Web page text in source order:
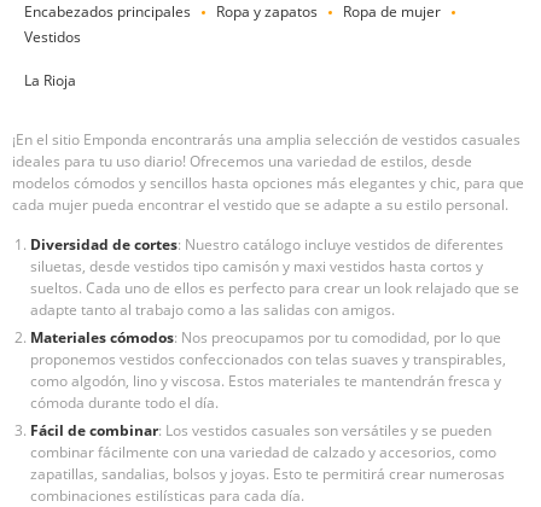
Encabezados principales Ropa y zapatos
Ropa de mujer
Vestidos
La Rioja
¡En el sitio Emponda encontrarás una amplia selección de vestidos casuales
ideales para tu uso diario! Ofrecemos una variedad de estilos, desde
modelos cómodos y sencillos hasta opciones más elegantes y chic, para que
cada mujer pueda encontrar el vestido que se adapte a su estilo personal.
Diversidad de cortes: Nuestro catálogo incluye vestidos de diferentes
siluetas, desde vestidos tipo camisón y maxi vestidos hasta cortos y
sueltos. Cada uno de ellos es perfecto para crear un look relajado que se
adapte tanto al trabajo como a las salidas con amigos.
Materiales cómodos: Nos preocupamos por tu comodidad, por lo que
proponemos vestidos confeccionados con telas suaves y transpirables,
como algodón, lino y viscosa. Estos materiales te mantendrán fresca y
cómoda durante todo el día.
Fácil de combinar: Los vestidos casuales son versátiles y se pueden
combinar fácilmente con una variedad de calzado y accesorios, como
zapatillas, sandalias, bolsos y joyas. Esto te permitirá crear numerosas
combinaciones estilísticas para cada día.